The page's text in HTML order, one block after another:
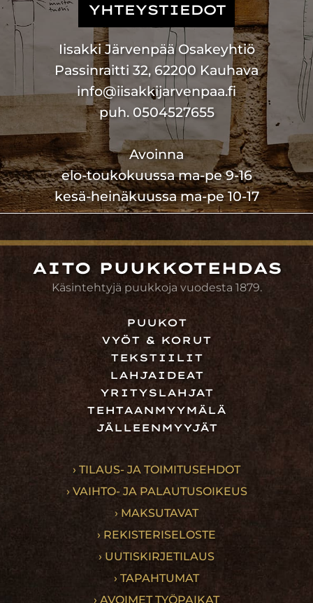
YHTEYSTIEDOT
Iisakki Järvenpää Osakeyhtiö
Passinraitti 32, 62200 Kauhava
info@iisakkijarvenpaa.fi
puh. 0504527655
Avoinna
elo-toukokuussa ma-pe 9-16
kesä-heinäkuussa ma-pe 10-17
AITO PUUKKOTEHDAS
Käsintehtyjä puukkoja vuodesta 1879.
PUUKOT
VYÖT & KORUT
TEKSTIILIT
LAHJAIDEAT
YRITYSLAHJAT
TEHTAANMYYMÄLÄ
JÄLLEENMYYJÄT
› TILAUS- JA TOIMITUSEHDOT
› VAIHTO- JA PALAUTUSOIKEUS
› MAKSUTAVAT
› REKISTERISELOSTE
› UUTISKIRJETILAUS
› TAPAHTUMAT
› AVOIMET TYÖPAIKAT